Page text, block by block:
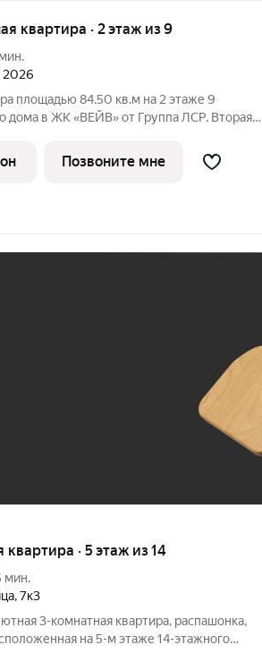
квартира · 2 этаж из 9
2026
площадью 84.50 кв.м на 2 этаже 9
дома в ЖК «ВЕЙВ» от Группа ЛСР. Вторая
этажности, объединенных общим
Позвоните мне
квартира · 5 этаж из 14
мин.
,7к3
3-комнатная квартира, распашонка,
на 5-м этаже 14-этажного